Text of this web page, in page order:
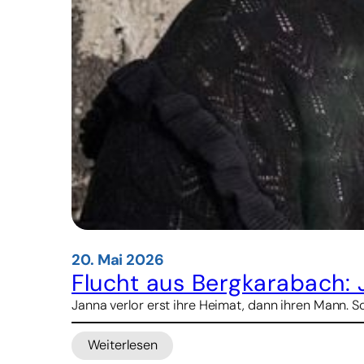
20. Mai 2026
Flucht aus
Janna verlor erst ihre Heimat, dann ihren Mann.
Weiterlesen
: